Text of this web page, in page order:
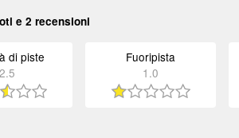
e 2 recensioni
di piste
2.5
Fuoripista
1.0